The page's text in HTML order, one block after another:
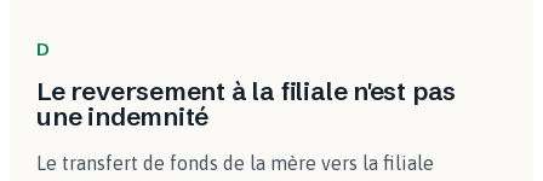
D
Le reversement à la filiale n'est pas
une indemnité
Le transfert de fonds de la mère vers la filiale